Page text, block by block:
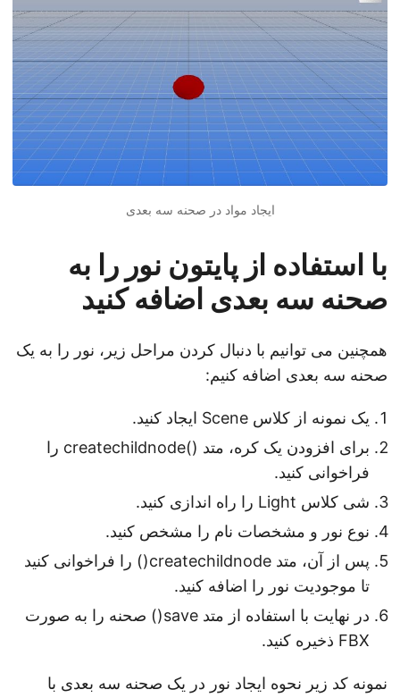
ایجاد مواد در صحنه سه بعدی
با استفاده از پایتون نور را به
صحنه سه بعدی اضافه کنید
همچنین می توانیم با دنبال کردن مراحل زیر، نور را به یک
صحنه سه بعدی اضافه کنیم:
یک نمونه از کلاس Scene ایجاد کنید.
برای افزودن یک کره، متد ()createchildnode را
فراخوانی کنید.
شی کلاس Light را راه اندازی کنید.
نوع نور و مشخصات نام را مشخص کنید.
پس از آن، متد createchildnode() را فراخوانی کنید
تا موجودیت نور را اضافه کنید.
در نهایت با استفاده از متد save() صحنه را به صورت
FBX ذخیره کنید.
نمونه کد زیر نحوه ایجاد نور در یک صحنه سه بعدی با